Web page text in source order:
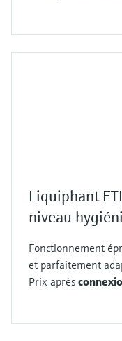
Liquiphant
niveau
Fonctionnement
et parfaitement
Prix après